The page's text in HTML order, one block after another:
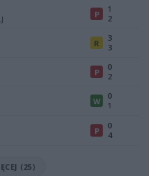
P
1
2
R
3
3
P
0
2
W
0
1
P
0
4
(25)